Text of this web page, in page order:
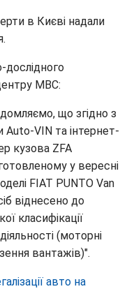
в Києві надали
МВС:
що згідно з
VIN та інтернет-
кузова ZFA
у вересні
FIAT PUNTO Van
віднесено до
класифікації
(моторні
вантажів)".
авто на